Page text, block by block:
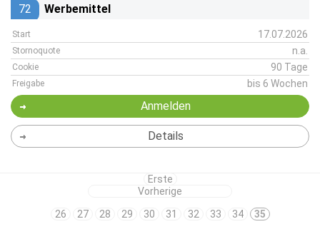
72 Werbemittel
Start 17.07.2026
Stornoquote n.a.
Cookie 90 Tage
Freigabe bis 6 Wochen
Anmelden
Details
Erste
Vorherige
26
27 28 29 30 31 32 33 34 35